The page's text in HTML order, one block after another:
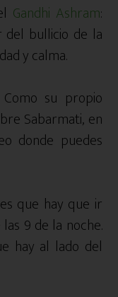
Gandhi Ashram:
del bullicio de la
y calma.
su propio
Sabarmati, en
donde puedes
que hay que ir
9 de la noche.
hay al lado del